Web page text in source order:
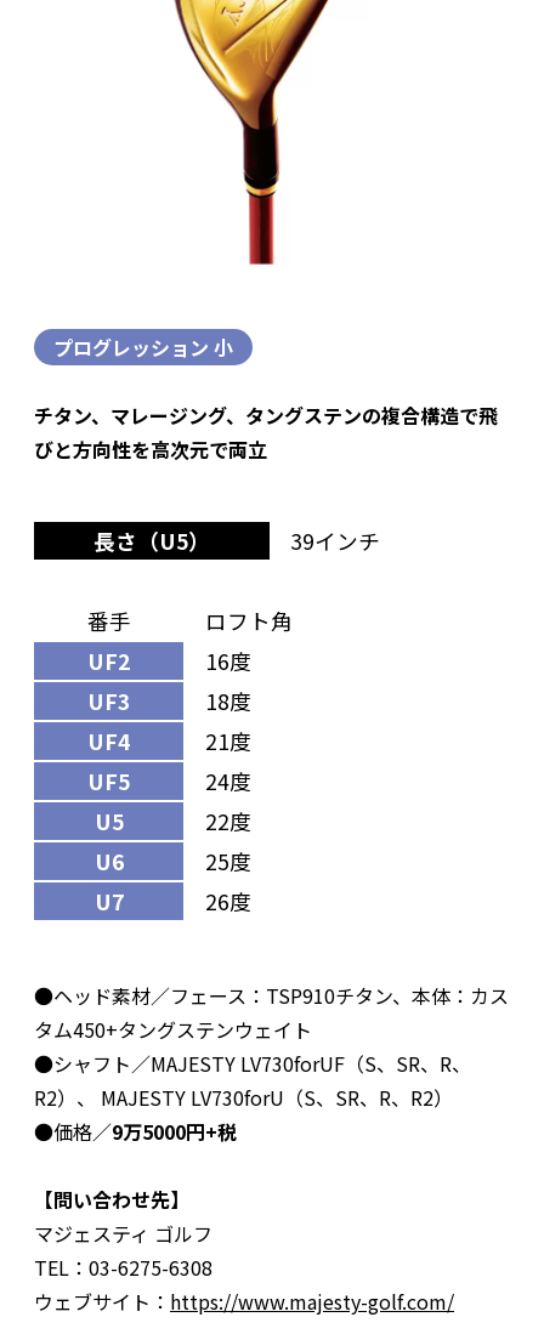
プログレッション 小
チタン、マレージング、タングステンの複合構造で飛
びと方向性を高次元で両立
長さ（U5） 39インチ
番手
ロフト角
UF2
16度
UF3
18度
UF4
21度
UF5
24度
U5
22度
U6
25度
U7
26度
●ヘッド素材／フェース：TSP910チタン、本体：カス
タム450+タングステンウェイト
●シャフト／MAJESTY LV730forUF（S、SR、R、
R2）、 MAJESTY LV730forU（S、SR、R、R2）
●価格／9万5000円+税
【問い合わせ先】
マジェスティ ゴルフ
TEL：03-6275-6308
ウェブサイト： https://www.majesty-golf.com/